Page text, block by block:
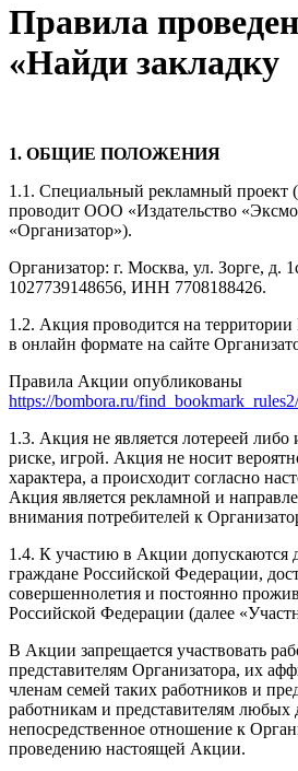
Правила
«Найди закладку
1. ОБЩИЕ ПОЛОЖЕНИЯ
1.1. Специальный рекламный проект
проводит ООО «Издательство
«Организатор»).
Организатор: г. Москва, ул. Зорге, д.
1027739148656, ИНН 7708188426.
1.2. Акция проводится на
в онлайн формате на сайте
Правила Акции опубликованы
https://bombora.ru/find_bookmark_rules2/
1.3. Акция не является лотереей
риске, игрой. Акция не носит
характера, а происходит согласно
Акция является рекламной и
внимания потребителей к
1.4. К участию в Акции допускаются
граждане Российской Федерации,
совершеннолетия и постоянно
Российской Федерации (далее
В Акции запрещается участвовать
представителям Организатора, их
членам семей таких работников и
работникам и представителям
непосредственное отношение к
проведению настоящей Акции.